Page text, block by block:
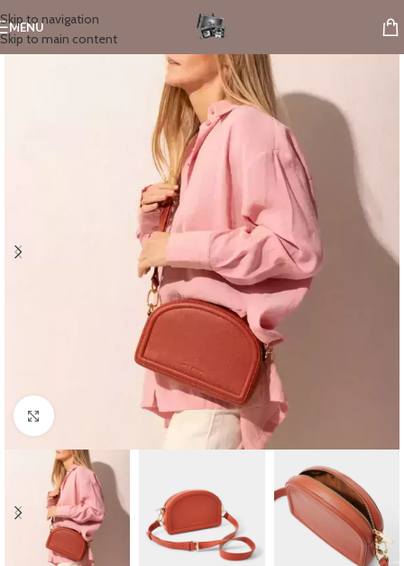
Skip to navigation
Skip to main content
MENU
Clicca per espandere